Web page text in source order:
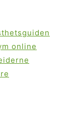
online